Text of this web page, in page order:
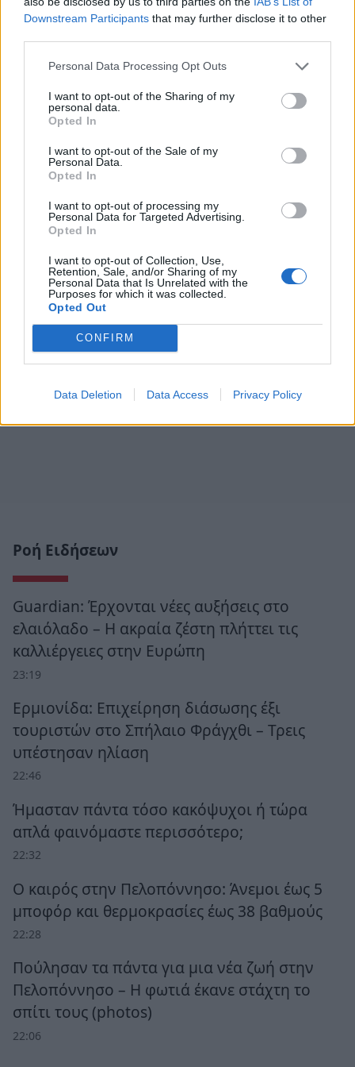
Downstream Participants that may further disclose it to other
Personal Data Processing Opt Outs
I want to opt-out of the Sharing of my
personal data.
Opted In
I want to opt-out of the Sale of my
Personal Data.
Opted In
I want to opt-out of processing my
Personal Data for Targeted Advertising.
Opted In
I want to opt-out of Collection, Use,
Retention, Sale, and/or Sharing of my
Personal Data that Is Unrelated with the
Purposes for which it was collected.
Opted Out
CONFIRM
Data Deletion Data Access Privacy Policy
Ροή Ειδήσεων
Guardian: Έρχονται νέες αυξήσεις στο
ελαιόλαδο – Η ακραία ζέστη πλήττει τις
καλλιέργειες στην Ευρώπη
23:19
Ερμιονίδα: Επιχείρηση διάσωσης έξι
τουριστών στο Σπήλαιο Φράγχθι – Τρεις
υπέστησαν ηλίαση
22:46
Ήμασταν πάντα τόσο κακόψυχοι ή τώρα
απλά φαινόμαστε περισσότερο;
22:32
Ο καιρός στην Πελοπόννησο: Άνεμοι έως 5
μποφόρ και θερμοκρασίες έως 38 βαθμούς
22:28
Πούλησαν τα πάντα για μια νέα ζωή στην
Πελοπόννησο – Η φωτιά έκανε στάχτη το
σπίτι τους (photos)
22:06